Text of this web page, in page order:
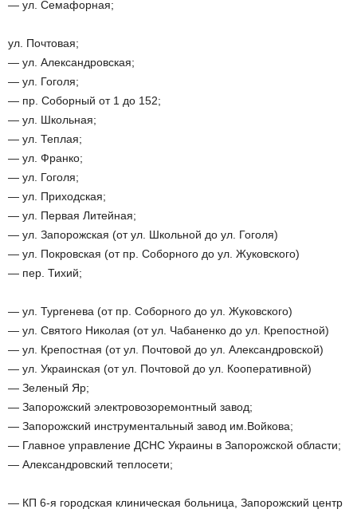
— ул. Семафорная;
ул. Почтовая;
— ул. Александровская;
— ул. Гоголя;
— пр. Соборный от 1 до 152;
— ул. Школьная;
— ул. Теплая;
— ул. Франко;
— ул. Гоголя;
— ул. Приходская;
— ул. Первая Литейная;
— ул. Запорожская (от ул. Школьной до ул. Гоголя)
— ул. Покровская (от пр. Соборного до ул. Жуковского)
— пер. Тихий;
— ул. Тургенева (от пр. Соборного до ул. Жуковского)
— ул. Святого Николая (от ул. Чабаненко до ул. Крепостной)
— ул. Крепостная (от ул. Почтовой до ул. Александровской)
— ул. Украинская (от ул. Почтовой до ул. Кооперативной)
— Зеленый Яр;
— Запорожский электровозоремонтный завод;
— Запорожский инструментальный завод им.Войкова;
— Главное управление ДСНС Украины в Запорожской области;
— Александровский теплосети;
— КП 6-я городская клиническая больница, Запорожский центр